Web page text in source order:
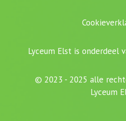
Lyceum Elst is onderdeel
© 2023 - 2025 alle
Lyceum